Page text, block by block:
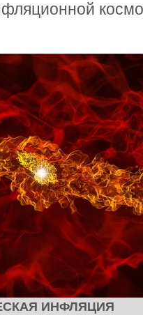
ИНФЛЯЦИЯ